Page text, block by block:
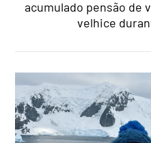
acumulado pensão de
velhice